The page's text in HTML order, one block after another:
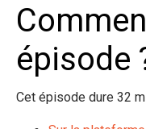
épisode
Cet épisode dure 32